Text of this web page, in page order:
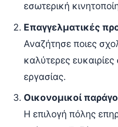
εσωτερική
Επαγγελματικές
Αναζήτησε ποιες
καλύτερες
εργασίας.
Οικονομικοί
Η επιλογή πόλης